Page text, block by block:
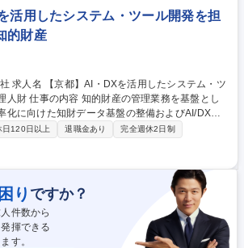
分)と2度面接を受けていただきます。最終的な選
営業日にお伝えさせていただく予定です。 募集
】休日1Day選考会＠仙台 制御機器ソリューショ
活用したシステム・ツール開発を担
的財産
ム・ツ
務を基盤とし
化に向けた知財データ基盤の整備およびAI/DXを
の開発・運用までを担っていただきます。 【詳
願から権利維持の進捗管理、国内外の事務所と
データ管理・基盤構築：分析・活用を見据えた知
適化。 ■知財DX推進：IT部門やベンダーと連携
を実務へ導入・改善。 ■システム改良・保守：特
改善や連携最適化。 ■PoC（試作・検証）：ダッ
検証を通じた実用化・仕様策定。 募集職種
たシステム・ツール開発を担う知財管理人財
日120日以上 退職金あり
完全週休2日制
り ですか？
件数から
揮できる
す。